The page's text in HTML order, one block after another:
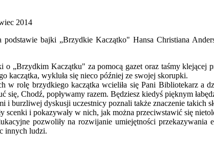
2014
bajki „Brzydkie Kaczątko" Hansa Christiana
o „Brzydkim Kaczątku" za pomocą gazet oraz taśmy klejącej
kaczątka, wykluła się nieco później ze swojej skorupki.
w rolę brzydkiego kaczątka wcieliła się Pani Bibliotekarz a
się, Chodź, popływamy razem. Będziesz kiedyś pięknym
i burzliwej dyskusji uczestnicy poznali także znaczenie takich
scenki i pokazywały w nich, jak można przeciwstawić się
pozwoliły na rozwijanie umiejętności
innych ludzi.